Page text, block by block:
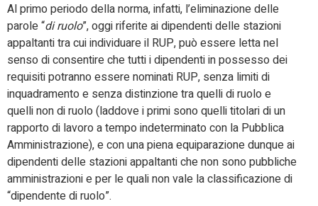
Al primo periodo della norma, infatti, l’eliminazione delle
parole “di ruolo”, oggi riferite ai dipendenti delle stazioni
appaltanti tra cui individuare il RUP, può essere letta nel
senso di consentire che tutti i dipendenti in possesso dei
requisiti potranno essere nominati RUP, senza limiti di
inquadramento e senza distinzione tra quelli di ruolo e
quelli non di ruolo (laddove i primi sono quelli titolari di un
rapporto di lavoro a tempo indeterminato con la Pubblica
Amministrazione), e con una piena equiparazione dunque ai
dipendenti delle stazioni appaltanti che non sono pubbliche
amministrazioni e per le quali non vale la classificazione di
“dipendente di ruolo”.